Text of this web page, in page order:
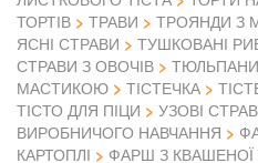
ТОРТІВ
ТРАВИ ТРОЯНДИ З
ЯСНІ СТРАВИ
ТУШКОВАНІ
СТРАВИ З ОВОЧІВ
ТЮЛЬПАНИ
МАСТИКОЮ
ТІСТЕЧКА
ТІСТО ДЛЯ ПІЦИ
УЗОВІ
ВИРОБНИЧОГО НАВЧАННЯ
КАРТОПЛІ
ФАРШ З КВАШЕНОЇ